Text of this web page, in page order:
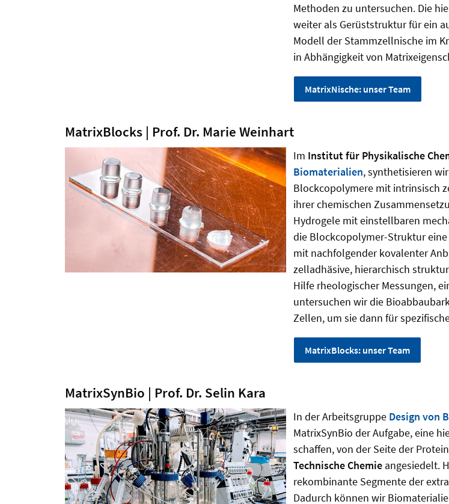
Methoden zu untersuchen. Die
weiter als Gerüststruktur für ein
Modell der Stammzellnische im
in Abhängigkeit von
MatrixNische: unser Team
MatrixBlocks | Prof. Dr. Marie Weinhart
Im Institut für Physikalische
Biomaterialien, synthetisieren
Blockcopolymere mit intrinsisch
ihrer chemischen
Hydrogele mit einstellbaren
die Blockcopolymer-Struktur
mit nachfolgender kovalenter
zelladhäsive, hierarchisch
Hilfe rheologischer Messungen,
untersuchen wir die
Zellen, um sie dann für
MatrixBlocks: unser Team
MatrixSynBio | Prof. Dr. Selin Kara
In der Arbeitsgruppe Design von
MatrixSynBio der Aufgabe, eine
schaffen, von der Seite der
Technische Chemie angesiedelt.
rekombinante Segmente der
Dadurch können wir